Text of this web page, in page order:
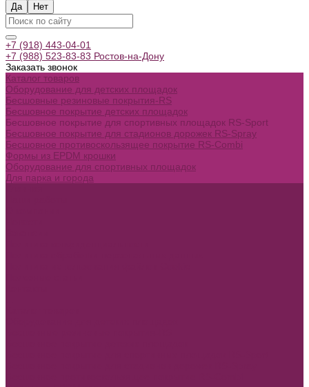
Да Нет
+7 (918) 443-04-01
+7 (988) 523-83-83 Ростов-на-Дону
Заказать звонок
Каталог товаров
Оборудование для детских площадок
Бесшовные резиновые покрытия-RS
Бесшовное покрытие детских площадок
Бесшовное покрытие для спортивных площадок RS-Sport
Бесшовное покрытие для стадионов дорожек RS-Spray
Бесшовное противоскользящее покрытие RS-Combi
Формы из EPDM крошки
Оборудование для спортивных площадок
Для парка и города